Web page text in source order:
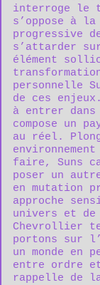
interroge le
s’oppose à
progressive
s’attarder
élément
personnelle
de ces
à entrer dans
compose un
au réel.
faire, Suns
poser un
en mutation
approche
univers et
Chevrollier
portons sur
un monde en
entre ordre
rappelle de